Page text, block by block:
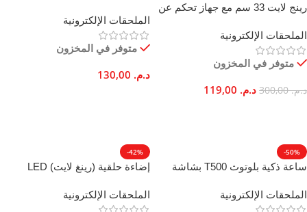
رينج لايت 33 سم مع جهاز تحكم عن
الملحقات الإلكترونية
متوفر في المخزون
د.م.300,00 د.م.
كيلومتر
الملحقات الإلكترونية
متوفر في المخزون
د.م.
-50%
ساعة ذكية بلوتوث T500 بشاشة
ضربات القلب
الملحقات الإلكترونية
-42%
إضاءة حلقية (رينغ لايت) LED
هاتف ذكي
الملحقات الإلكترونية